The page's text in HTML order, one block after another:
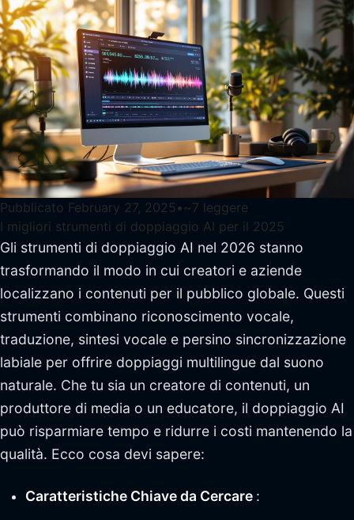
Pubblicato February 27, 2025 • ~ 7 leggere
I migliori strumenti di doppiaggio AI per il 2025
Gli strumenti di doppiaggio AI nel 2026 stanno
trasformando il modo in cui creatori e aziende
localizzano i contenuti per il pubblico globale. Questi
strumenti combinano riconoscimento vocale,
traduzione, sintesi vocale e persino sincronizzazione
labiale per offrire doppiaggi multilingue dal suono
naturale. Che tu sia un creatore di contenuti, un
produttore di media o un educatore, il doppiaggio AI
può risparmiare tempo e ridurre i costi mantenendo la
qualità. Ecco cosa devi sapere:
Caratteristiche Chiave da Cercare :